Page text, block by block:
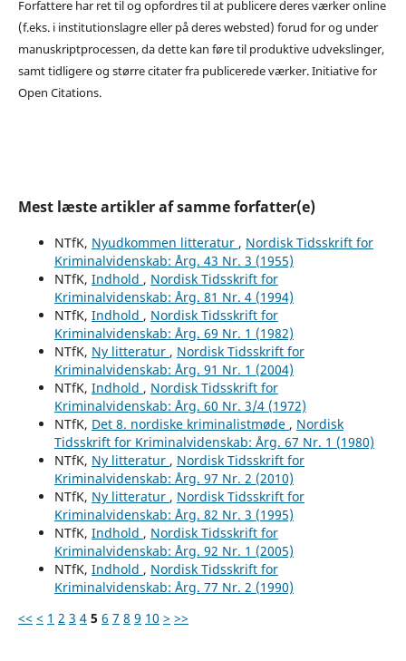
Forfattere har ret til og opfordres til at publicere deres værker online
(f.eks. i institutionslagre eller på deres websted) forud for og under
manuskriptprocessen, da dette kan føre til produktive udvekslinger,
samt tidligere og større citater fra publicerede værker. Initiative for
Open Citations.
Mest læste artikler af samme forfatter(e)
NTfK, Nyudkommen litteratur , Nordisk Tidsskrift for
Kriminalvidenskab: Årg. 43 Nr. 3 (1955)
NTfK, Indhold , Nordisk Tidsskrift for
Kriminalvidenskab: Årg. 81 Nr. 4 (1994)
NTfK, Indhold , Nordisk Tidsskrift for
Kriminalvidenskab: Årg. 69 Nr. 1 (1982)
NTfK, Ny litteratur , Nordisk Tidsskrift for
Kriminalvidenskab: Årg. 91 Nr. 1 (2004)
NTfK, Indhold , Nordisk Tidsskrift for
Kriminalvidenskab: Årg. 60 Nr. 3/4 (1972)
NTfK, Det 8. nordiske kriminalistmøde , Nordisk
Tidsskrift for Kriminalvidenskab: Årg. 67 Nr. 1 (1980)
NTfK, Ny litteratur , Nordisk Tidsskrift for
Kriminalvidenskab: Årg. 97 Nr. 2 (2010)
NTfK, Ny litteratur , Nordisk Tidsskrift for
Kriminalvidenskab: Årg. 82 Nr. 3 (1995)
NTfK, Indhold , Nordisk Tidsskrift for
Kriminalvidenskab: Årg. 92 Nr. 1 (2005)
NTfK, Indhold , Nordisk Tidsskrift for
Kriminalvidenskab: Årg. 77 Nr. 2 (1990)
<< < 1 2 3 4 5 6 7 8 9 10 > >>